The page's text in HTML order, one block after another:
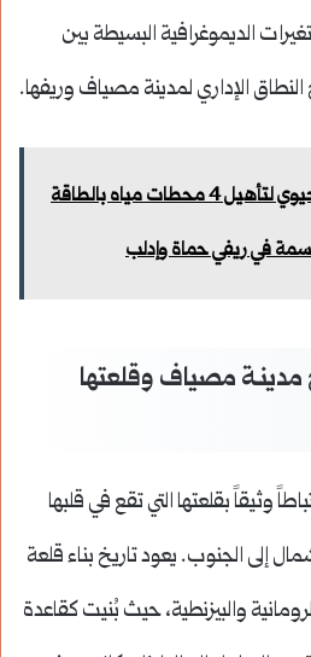
الديموغرافية البسيطة بين
انطلاق مشروع حيوي لتأهيل 4 محطات مياه بالطاقة
مدينـة مصياف وقلعتها
وثيقاً بقلعتها التي تقع في قلبها
إلى الجنوب. يعود تاريخ بناء قلعة
والبيزنطية، حيث بُنيت كقاعدة